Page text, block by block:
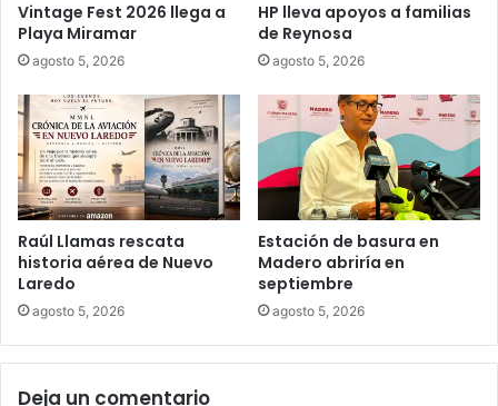
Vintage Fest 2026 llega a
Playa Miramar
agosto 5, 2026
HP lleva apoyos a familias
de Reynosa
agosto 5, 2026
Raúl Llamas rescata
historia aérea de Nuevo
Laredo
agosto 5, 2026
Estación de basura en
Madero abriría en
septiembre
agosto 5, 2026
Deja un comentario